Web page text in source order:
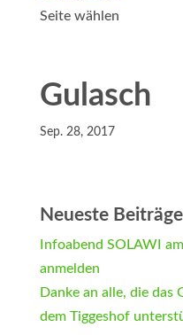
Seite wählen
Gulasch
Sep. 28, 2017
Neueste Beiträge
Infoabend SOLAWI
anmelden
Danke an alle, die
dem Tiggeshof